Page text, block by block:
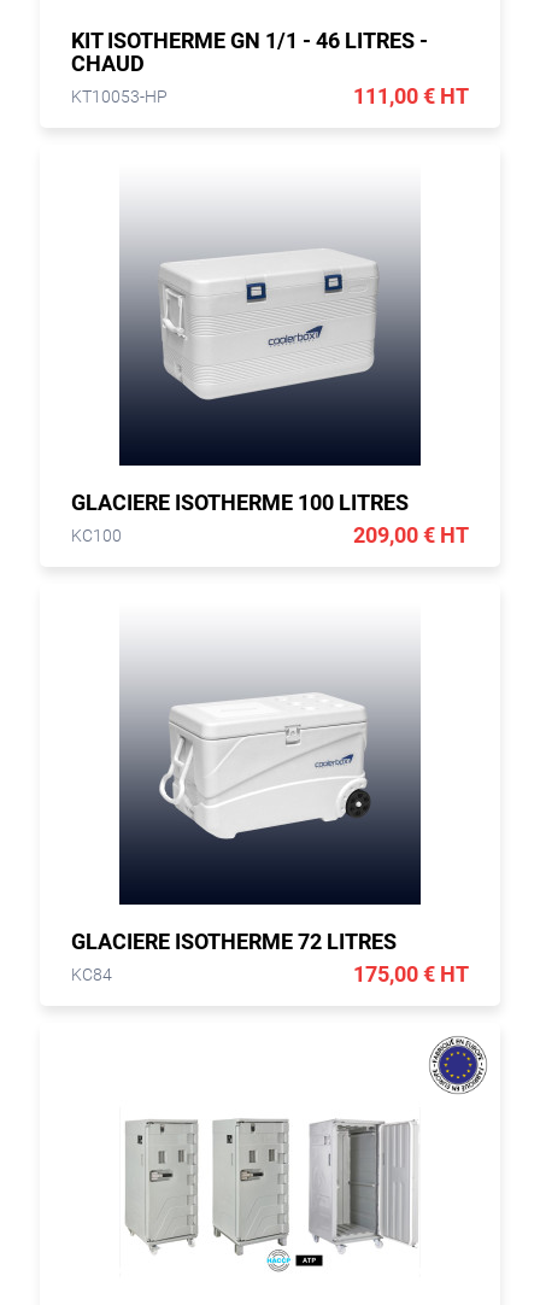
KIT ISOTHERME GN 1/1 - 46 LITRES -
CHAUD
KT10053-HP 111,00 € HT
GLACIERE ISOTHERME 100 LITRES
KC100 209,00 € HT
GLACIERE ISOTHERME 72 LITRES
KC84 175,00 € HT